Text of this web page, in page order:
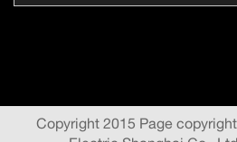
Copyright 2015 Page